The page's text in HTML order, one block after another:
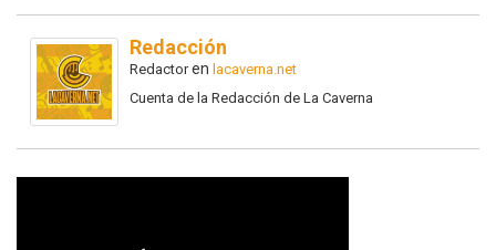
Redacción
Redactoren lacaverna.net
Cuenta de la Redacción de La Caverna